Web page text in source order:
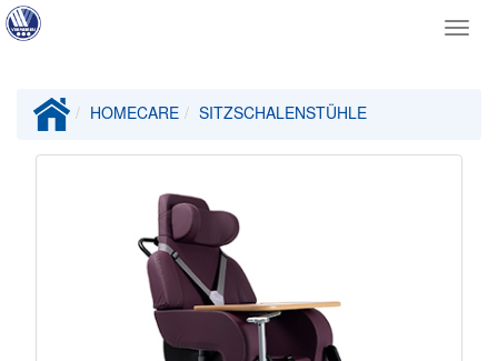
HOMECARE SITZSCHALENSTÜHLE